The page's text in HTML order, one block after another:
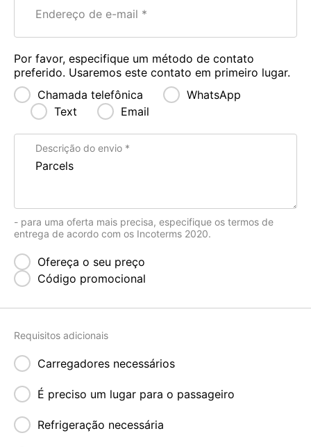
Endereço de e-mail
Por favor, especifique um método de contato
preferido. Usaremos este contato em primeiro lugar.
Chamada telefônica
WhatsApp
Text
Email
Descrição do envio
- para uma oferta mais precisa, especifique os termos de
entrega de acordo com os Incoterms 2020.
Ofereça o seu preço
Código promocional
Requisitos adicionais
Carregadores necessários
É preciso um lugar para o passageiro
Refrigeração necessária